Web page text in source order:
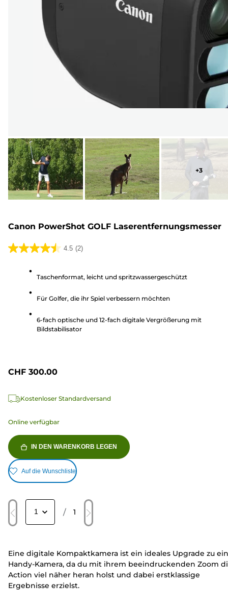
+3
Canon PowerShot GOLF Laserentfernungsmesser
4.5 (2)
4.5
Sternen.
Bewertungen
Taschenformat, leicht und spritzwassergeschützt
Für Golfer, die ihr Spiel verbessern möchten
6-fach optische und 12-fach digitale Vergrößerung mit
Bildstabilisator
CHF 300.00
Kostenloser Standardversand
Online verfügbar
IN DEN WARENKORB LEGEN
Auf die Wunschliste
/ 1
Eine digitale Kompaktkamera ist ein ideales Upgrade zu
Handy-Kamera, da du mit ihrem beeindruckenden Zoom
Action viel näher heran holst und dabei erstklassige
Ergebnisse erzielst.